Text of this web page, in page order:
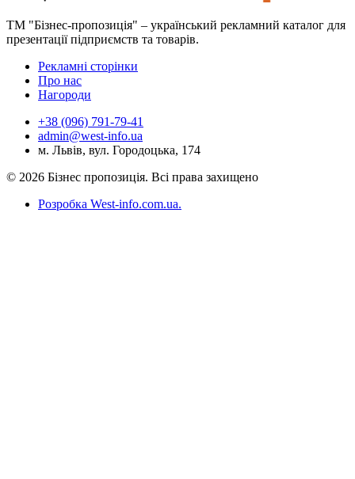
ТМ "Бізнес-пропозиція" – український рекламний каталог для
презентації підприємств та товарів.
Рекламні сторінки
Про нас
Нагороди
+38 (096) 791-79-41
admin@west-info.ua
м. Львів, вул. Городоцька, 174
© 2026 Бізнес пропозиція. Всі права захищено
Розробка West-info.com.ua.